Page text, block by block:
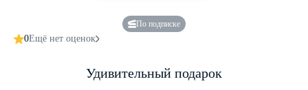
По подписке
0Ещё нет оценок
Удивительный подарок